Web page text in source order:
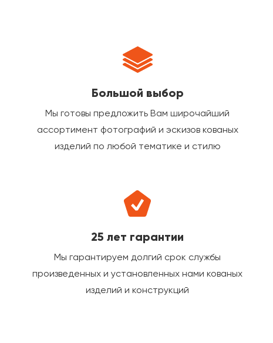
Большой выбор
Мы готовы предложить Вам широчайший
ассортимент фотографий и эскизов кованых
изделий по любой тематике и стилю
25 лет гарантии
Мы гарантируем долгий срок службы
произведенных и установленных нами кованых
изделий и конструкций